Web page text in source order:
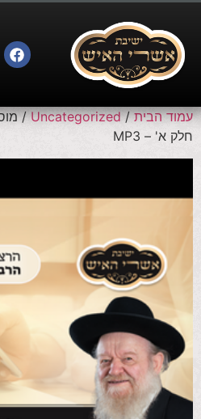
עמוד הבית/
Uncategorized
/
חלק א' – MP3